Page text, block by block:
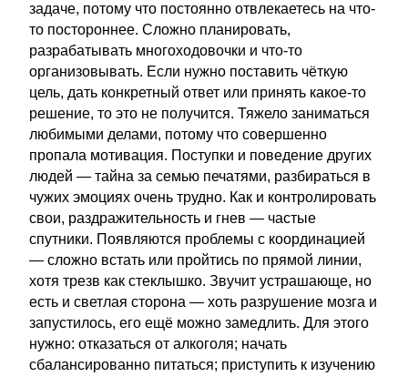
задаче, потому что постоянно отвлекаетесь на что-
то постороннее. Сложно планировать,
разрабатывать многоходовочки и что-то
организовывать. Если нужно поставить чёткую
цель, дать конкретный ответ или принять какое-то
решение, то это не получится. Тяжело заниматься
любимыми делами, потому что совершенно
пропала мотивация. Поступки и поведение других
людей — тайна за семью печатями, разбираться в
чужих эмоциях очень трудно. Как и контролировать
свои, раздражительность и гнев — частые
спутники. Появляются проблемы с координацией
— сложно встать или пройтись по прямой линии,
хотя трезв как стеклышко. Звучит устрашающе, но
есть и светлая сторона — хоть разрушение мозга и
запустилось, его ещё можно замедлить. Для этого
нужно: отказаться от алкоголя; начать
сбалансированно питаться; приступить к изучению